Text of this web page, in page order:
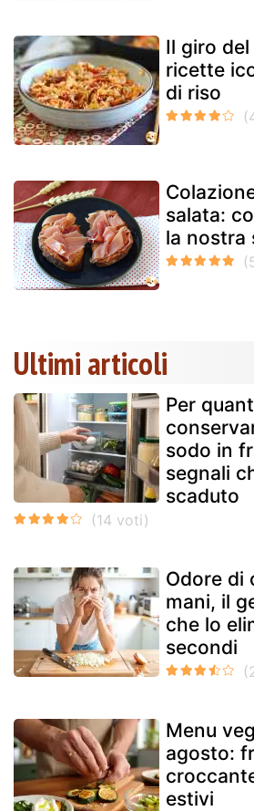
Il giro
ricette
di riso
salata:
la nostra
Ultimi articoli
Per
sodo in
segnali
scaduto
Odore di
mani, il
che lo
secondi
Menu
agosto:
estivi